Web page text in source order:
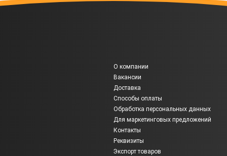
О компании
Вакансии
Доставка
Способы оплаты
Обработка персональных данных
Для маркетинговых предложений
Контакты
Реквизиты
Экспорт товаров